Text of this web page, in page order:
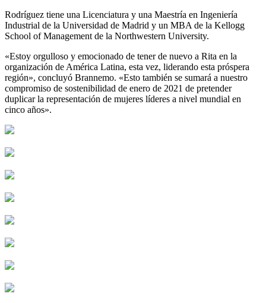
Rodríguez tiene una Licenciatura y una Maestría en Ingeniería
Industrial de la Universidad de Madrid y un MBA de la Kellogg
School of Management de la Northwestern University.
«Estoy orgulloso y emocionado de tener de nuevo a Rita en la
organización de América Latina, esta vez, liderando esta próspera
región», concluyó Brannemo. «Esto también se sumará a nuestro
compromiso de sostenibilidad de enero de 2021 de pretender
duplicar la representación de mujeres líderes a nivel mundial en
cinco años».